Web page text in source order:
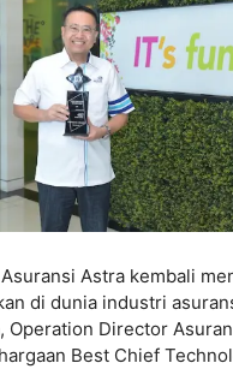
Astra kembali
di dunia industri
Operation Director
Best Chief